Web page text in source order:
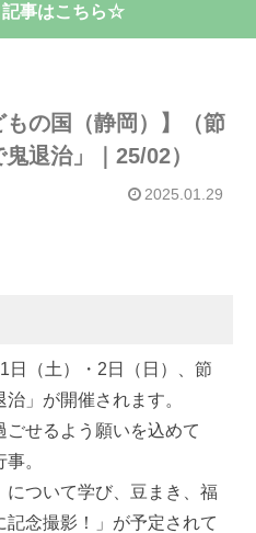
事はこちら☆
の国（静岡）】（節
退治」｜25/02）
2025.01.29
日（土）・2日（日）、節
」が開催されます。
せるよう願いを込めて
。
について学び、豆まき、福
記念撮影！」が予定されて